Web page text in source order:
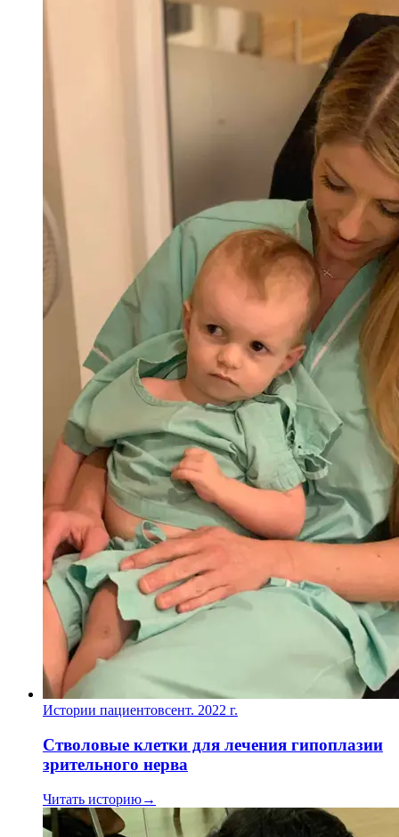
Истории пациентовсент. 2022 г.
Стволовые клетки для лечения гипоплазии
зрительного нерва
Читать историю→